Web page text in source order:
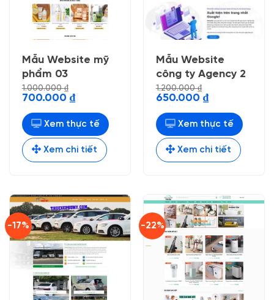
Mẫu Website mỹ
phẩm 03
1.000.000₫
Giá
là:
1.000.000 ₫.
700.000 ₫Giá
hiện
tại
là:
700.000 ₫.
Xem thực tế
Xem chi tiết
Mẫu Website
công ty Agency 2
1.200.000₫
Giá
là:
1.200.000 ₫.
650.000 ₫Giá
hiện
tại
là:
650.000 ₫.
Xem thực tế
Xem chi tiết
-17% -22%